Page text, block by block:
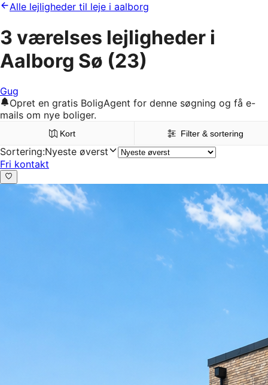
Alle lejligheder til leje i aalborg
3 værelses lejligheder i
Aalborg Sø (23)
Gug
Opret en gratis BoligAgent for denne søgning og få e-
mails om nye boliger.
Kort Filter & sortering
Sortering:Nyeste øverst
Fri kontakt